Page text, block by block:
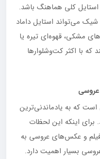
استایل کلی هماهنگ باشد.
می‌تواند استایل داماد
مشکی، قهوه‌ای تیره یا
با اکثر کت‌وشلوارها
عروسی
که به یادماندنی‌ترین
اینکه این لحظات
و عکس‌های عروسی به
بسیار اهمیت دارد.